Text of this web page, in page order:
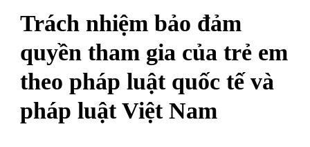
Trách nhiệm bảo đảm
quyền tham gia của trẻ em
theo pháp luật quốc tế và
pháp luật Việt Nam